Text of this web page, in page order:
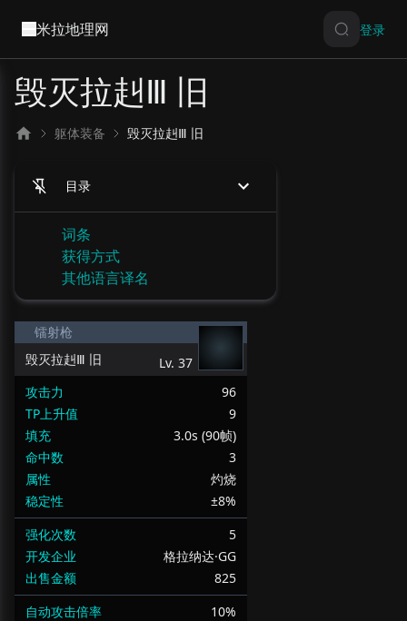
米拉地理网 登录
毁灭拉赳Ⅲ 旧
躯体装备 毁灭拉赳Ⅲ 旧
目录
词条
获得方式
其他语言译名
镭射枪
毁灭拉赳Ⅲ 旧
Lv. 37
攻击力
96
TP上升值
9
填充
3.0s (90帧)
命中数
3
属性
灼烧
稳定性
±8%
强化次数
5
开发企业
格拉纳达·GG
出售金额
825
自动攻击倍率
10%